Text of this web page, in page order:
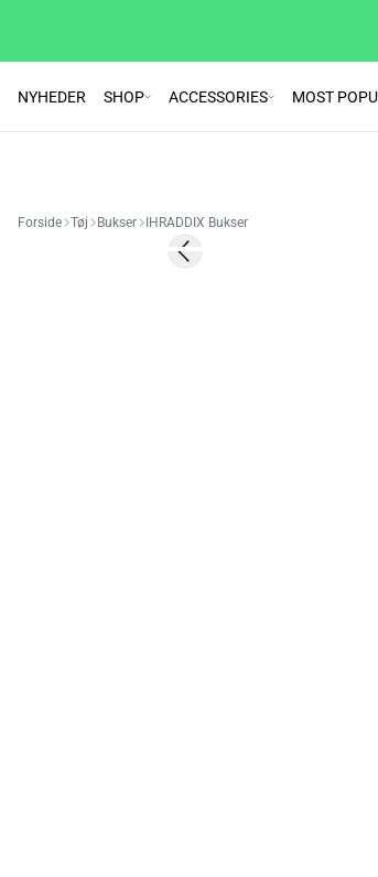
NYHEDER SHOP ACCESSORIES MOST
Forside Tøj Bukser IHRADDIX Bukser
SALE | 50%
Previous slide